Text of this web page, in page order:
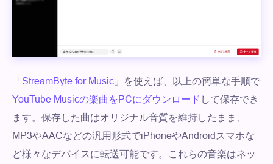
「StreamByte for Music 」を使えば、以上の簡単な手順で
YouTube Musicの楽曲をPCにダウンロード して保存でき
ます。保存した曲はオリジナル音質を維持したまま、
MP3やAACなどの汎用形式でiPhoneやAndroidスマホな
ど様々なデバイスに転送可能です。これらの音楽はネッ